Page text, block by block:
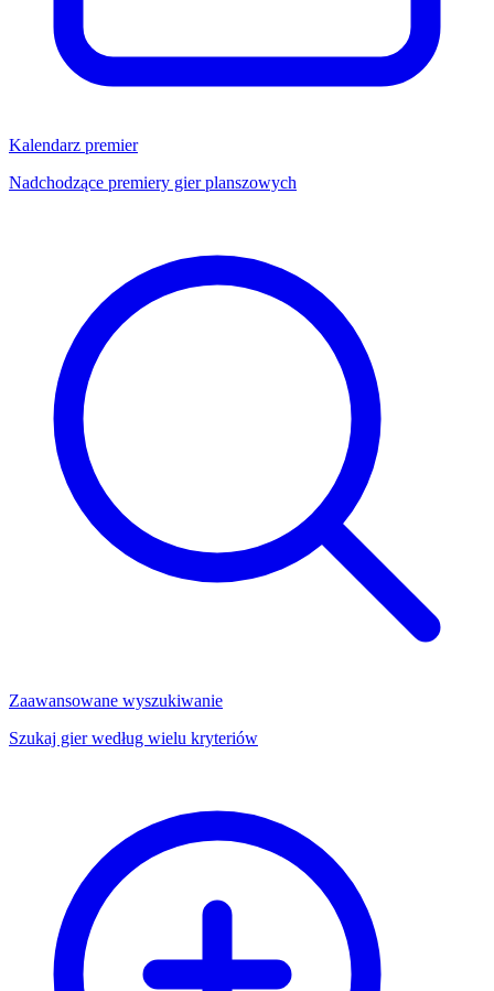
Kalendarz premier
Nadchodzące premiery gier planszowych
Zaawansowane wyszukiwanie
Szukaj gier według wielu kryteriów